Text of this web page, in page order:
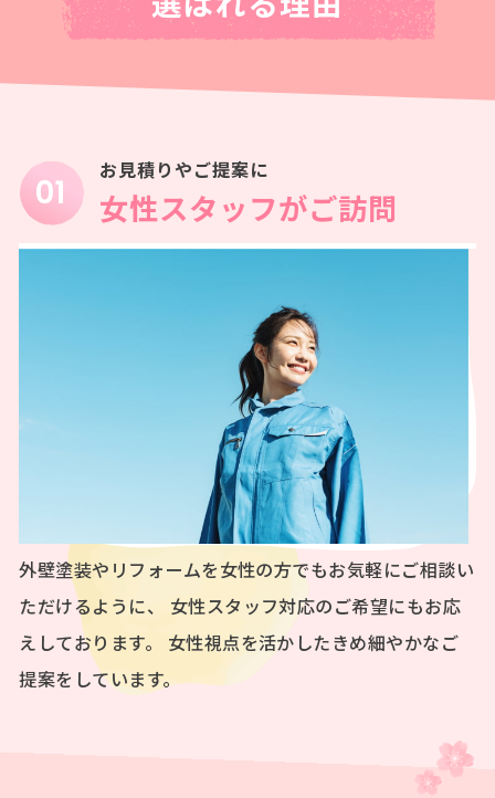
お見積りやご提案に
女性スタッフがご訪問
外壁塗装やリフォームを女性の方でもお気軽にご相談い
ただけるように、
女性スタッフ対応のご希望にもお応
えしております。
女性視点を活かしたきめ細やかなご
提案をしています。